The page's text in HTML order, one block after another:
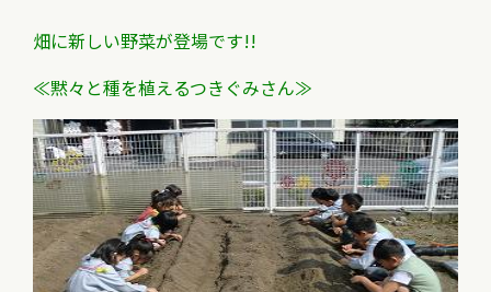
畑に新しい野菜が登場です!!
≪黙々と種を植えるつきぐみさん≫